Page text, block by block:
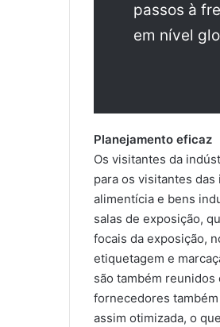
passos à
em nível
Planejamento eficaz
Os visitantes da
para os visitantes
alimentícia e bens
salas de exposição,
focais da exposição,
etiquetagem e
são também
fornecedores
assim otimizada, o